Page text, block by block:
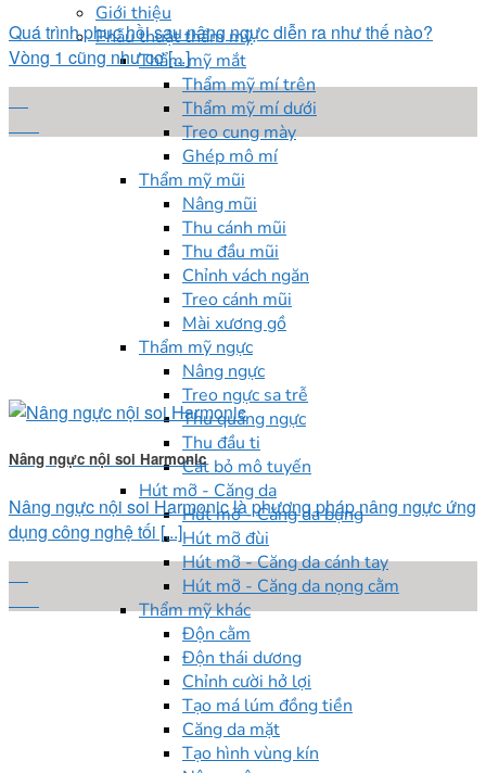
Giới thiệu
Phẫu thuật thẩm mỹ
Thẩm mỹ mắt
Thẩm mỹ mí trên
Thẩm mỹ mí dưới
Treo cung mày
Ghép mô mí
Thẩm mỹ mũi
Nâng mũi
Thu cánh mũi
Thu đầu mũi
Chỉnh vách ngăn
Treo cánh mũi
Mài xương gồ
Thẩm mỹ ngực
Nâng ngực
Treo ngực sa trễ
Thu quầng ngực
Thu đầu ti
Cắt bỏ mô tuyến
Hút mỡ - Căng da
Hút mỡ - Căng da bụng
Hút mỡ đùi
Hút mỡ - Căng da cánh tay
Hút mỡ - Căng da nọng cằm
Thẩm mỹ khác
Độn cằm
Độn thái dương
Chỉnh cười hở lợi
Tạo má lúm đồng tiền
Căng da mặt
Tạo hình vùng kín
Quá trình phục hồi sau nâng ngực diễn ra như thế nào?
Vòng 1 cũng như cơ [...]
Nâng ngực nội soi Harmonic
Nâng ngực nội soi Harmonic là phương pháp nâng ngực ứng
dụng công nghệ tối [...]